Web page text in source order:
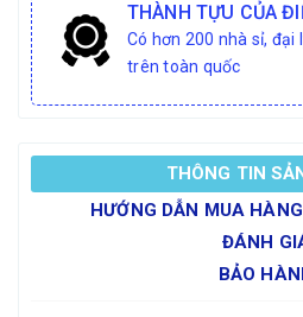
THÀNH TỰU CỦA
Có hơn 200 nhà sỉ, đại
trên toàn quốc
THÔNG TIN
HƯỚNG DẪN MUA
ĐÁNH
BẢO